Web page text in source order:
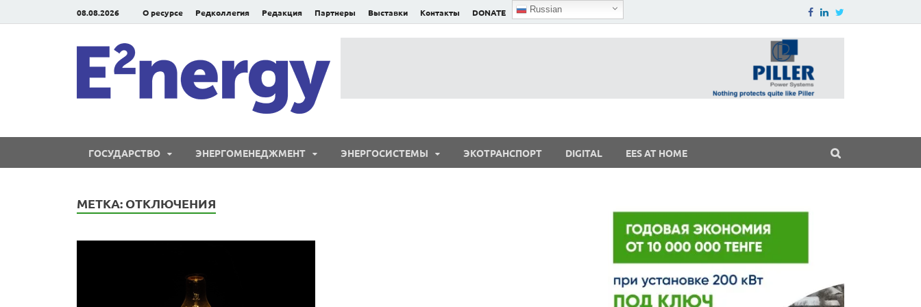
08.08.2026 О ресурсе Редколлегия Редакция Партнеры Выставки Контакты DONATE Russian
ГОСУДАРСТВО ЭНЕРГОМЕНЕДЖМЕНТ ЭНЕРГОСИСТЕМЫ ЭКОТРАНСПОРТ DIGITAL EES AT HOME
МЕТКА: ОТКЛЮЧЕНИЯ